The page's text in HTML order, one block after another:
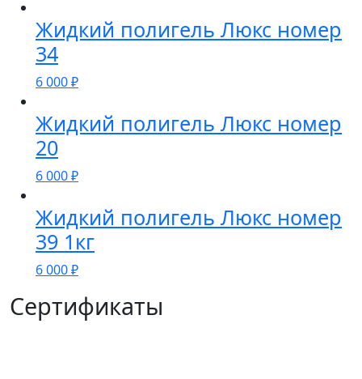
Жидкий полигель Люкс номер
34
6 000₽
Жидкий полигель Люкс номер
20
6 000₽
Жидкий полигель Люкс номер
39 1кг
6 000₽
Сертификаты